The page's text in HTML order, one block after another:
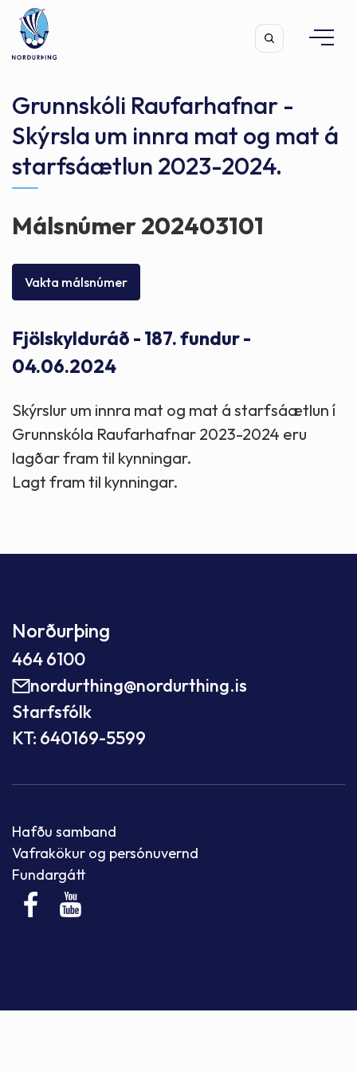
Leita
Grunnskóli Raufarhafnar -
Skýrsla um innra mat og mat á
starfsáætlun 2023-2024.
Málsnúmer 202403101
Vakta málsnúmer
Fjölskylduráð - 187. fundur -
04.06.2024
Skýrslur um innra mat og mat á starfsáætlun í
Grunnskóla Raufarhafnar 2023-2024 eru
lagðar fram til kynningar.
Lagt fram til kynningar.
Norðurþing
464 6100
nordurthing@nordurthing.is
Starfsfólk
KT: 640169-5599
Hafðu samband
Vafrakökur og persónuvernd
Fundargátt